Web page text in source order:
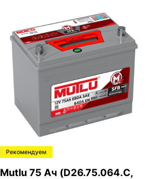
Рекомендуем
Mutlu 75 Ач (D26.75.064.C,